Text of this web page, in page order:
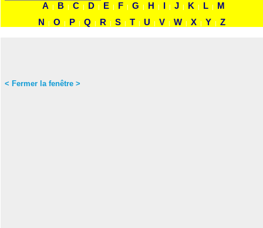
A | B | C | D | E | F | G | H | I | J | K | L |
M
N
| O | P | Q | R | S | T | U | V | W | X | Y | Z
< Fermer la fenêtre >